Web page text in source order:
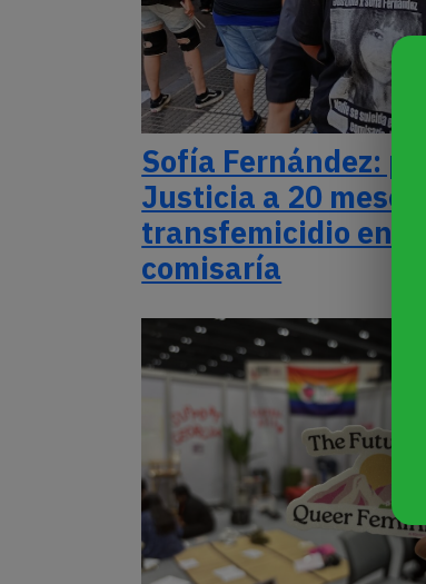
Sofía Fernández:
Justicia a 20 meses
transfemicidio en
comisaría